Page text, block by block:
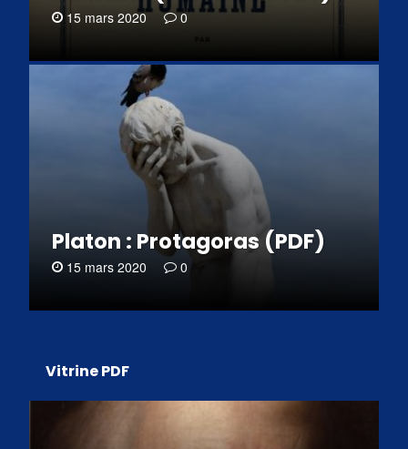
15 mars 2020 0
Platon : Protagoras (PDF)
15 mars 2020 0
Vitrine PDF